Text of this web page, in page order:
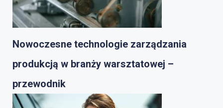
Nowoczesne technologie zarządzania
produkcją w branży warsztatowej –
przewodnik